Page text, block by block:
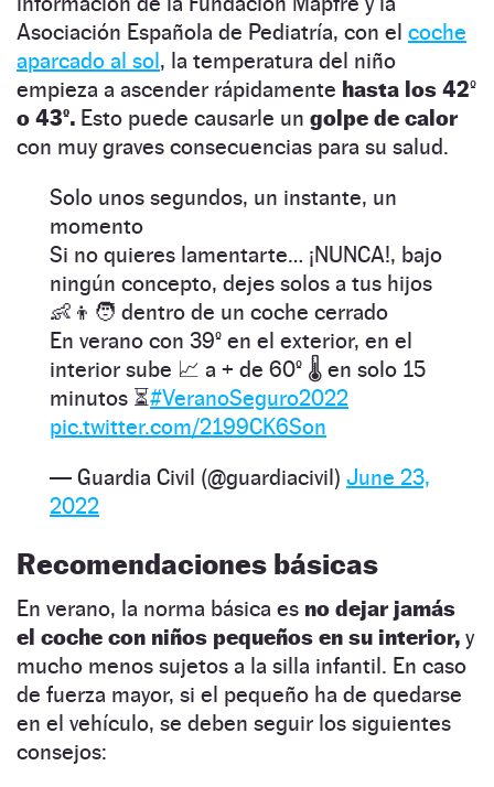
Asociación Española de Pediatría, con el coche
aparcado al sol, la temperatura del niño
empieza a ascender rápidamente hasta los 42º
o 43º. Esto puede causarle un golpe de calor
con muy graves consecuencias para su salud.
Solo unos segundos, un instante, un
momento
Si no quieres lamentarte… ¡NUNCA!, bajo
ningún concepto, dejes solos a tus hijos
👶👦🧑 dentro de un coche cerrado
En verano con 39º en el exterior, en el
interior sube 📈 a + de 60º 🌡 en solo 15
minutos ⏳#VeranoSeguro2022
pic.twitter.com/2199CK6Son
— Guardia Civil (@guardiacivil) June 23,
2022
Recomendaciones básicas
En verano, la norma básica es no dejar jamás
el coche con niños pequeños en su interior, y
mucho menos sujetos a la silla infantil. En caso
de fuerza mayor, si el pequeño ha de quedarse
en el vehículo, se deben seguir los siguientes
consejos: